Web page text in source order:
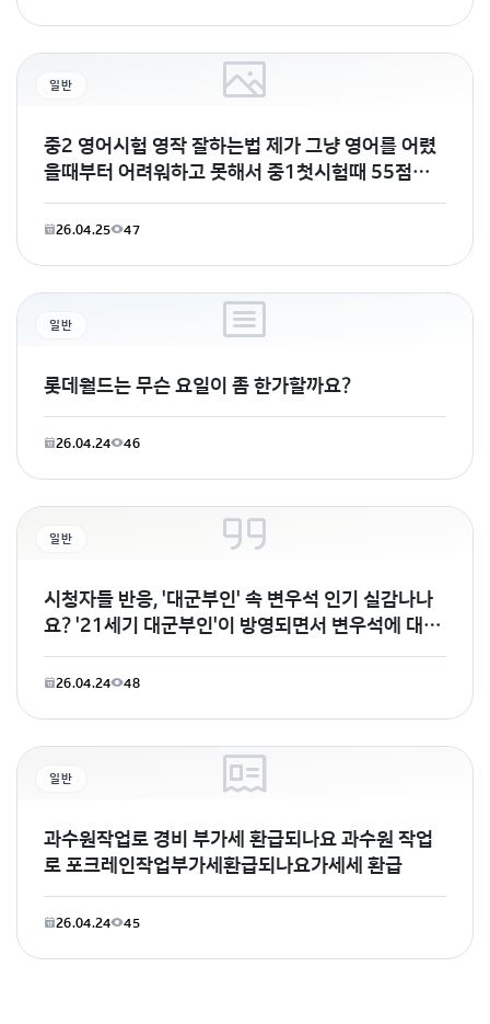
일반
중2 영어시험 영작 잘하는법 제가 그냥 영어를 어렸
을때부터 어려워하고 못해서 중1첫시험때 55점을
받았거든요? 근데
26.04.25 47
일반
롯데월드는 무슨 요일이 좀 한가할까요?
26.04.24 46
일반
시청자들 반응, '대군부인' 속 변우석 인기 실감나나
요? '21세기 대군부인'이 방영되면서 변우석에 대한
관심이 폭발적인 것 같아요. 특히
26.04.24 48
일반
과수원작업로 경비 부가세 환급되나요 과수원 작업
로 포크레인작업부가세환급되나요가세세 환급
26.04.24 45